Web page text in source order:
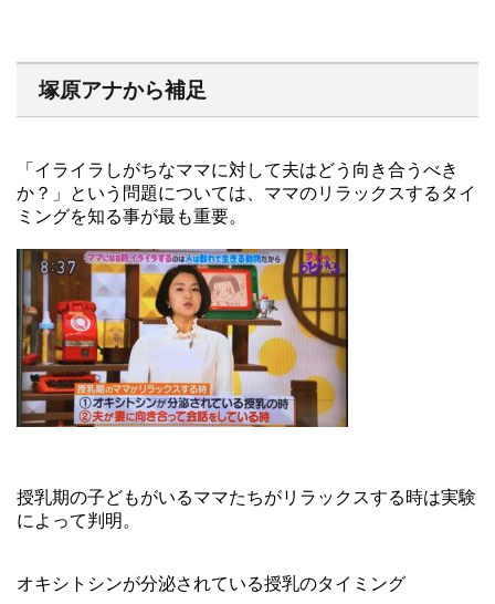
塚原アナから補足
「イライラしがちなママに対して夫はどう向き合うべき
か？」という問題については、ママのリラックスするタイ
ミングを知る事が最も重要。
授乳期の子どもがいるママたちがリラックスする時は実験
によって判明。
オキシトシンが分泌されている授乳のタイミング